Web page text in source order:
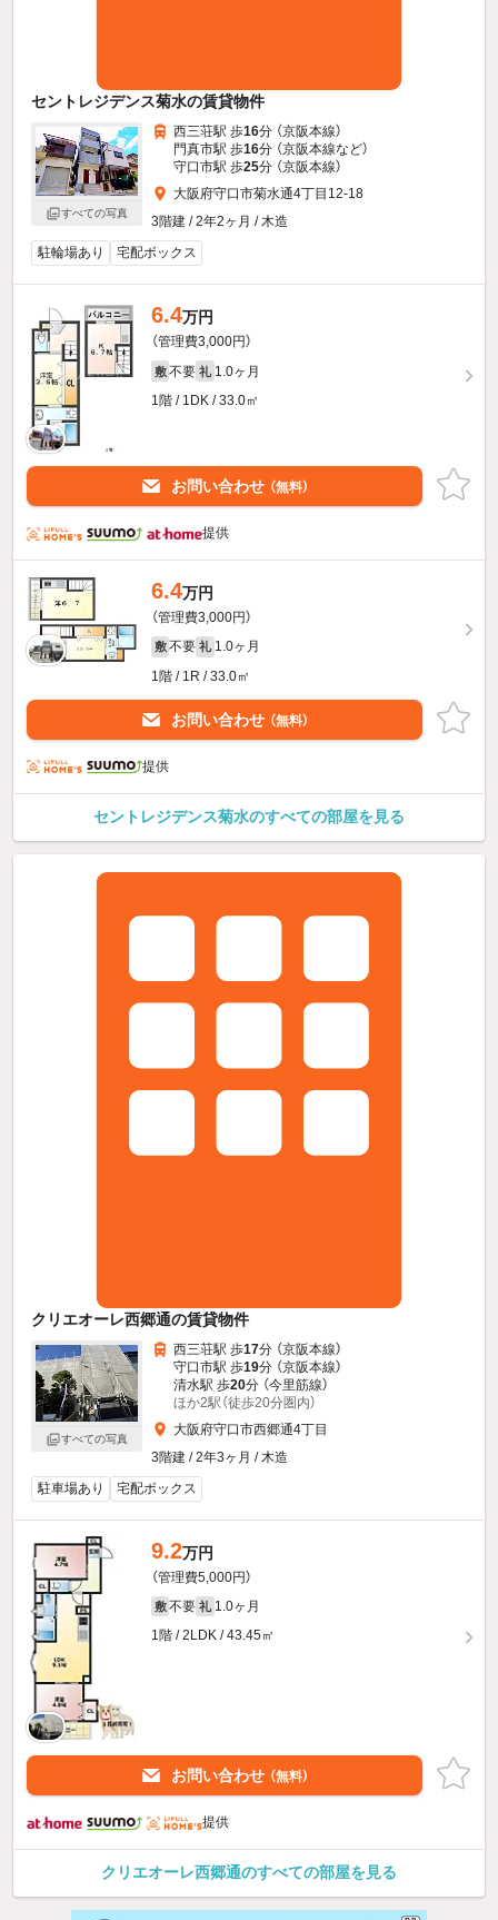
セントレジデンス菊水の賃貸物件
すべての写真
西三荘駅 歩16分 （京阪本線）
門真市駅 歩16分 （京阪本線など）
守口市駅 歩25分 （京阪本線）
大阪府守口市菊水通4丁目12-18
3階建 / 2年2ヶ月 / 木造
駐輪場あり
宅配ボックス
6.4万円
（管理費3,000円）
敷 不要 礼 1.0ヶ月
1階 / 1DK / 33.0㎡
お問い合わせ （無料）
提供
6.4万円
（管理費3,000円）
敷 不要 礼 1.0ヶ月
1階 / 1R / 33.0㎡
お問い合わせ （無料）
提供
セントレジデンス菊水のすべての部屋を見る
クリエオーレ西郷通の賃貸物件
すべての写真
西三荘駅 歩17分 （京阪本線）
守口市駅 歩19分 （京阪本線）
清水駅 歩20分 （今里筋線）
ほか2駅（徒歩20分圏内）
大阪府守口市西郷通4丁目
3階建 / 2年3ヶ月 / 木造
駐車場あり
宅配ボックス
9.2万円
（管理費5,000円）
敷 不要 礼 1.0ヶ月
1階 / 2LDK / 43.45㎡
お問い合わせ （無料）
提供
クリエオーレ西郷通のすべての部屋を見る